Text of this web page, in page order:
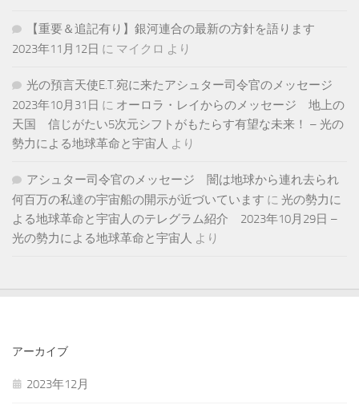
【重要＆追記有り】銀河連合の最新の方針を語ります
2023年11月12日 に マイクロ より
光の預言天使E.T.宛に来たアシュター司令官のメッセージ
2023年10月31日 に オーロラ・レイからのメッセージ 地上の
天国 信じがたい5次元シフトがもたらす有望な未来！ – 光の
勢力による地球革命と宇宙人 より
アシュター司令官のメッセージ 闇は地球から連れ去られ
何百万の私達の宇宙船の開示が近づいています に 光の勢力に
よる地球革命と宇宙人のテレグラム紹介 2023年10月29日 –
光の勢力による地球革命と宇宙人 より
アーカイブ
2023年12月